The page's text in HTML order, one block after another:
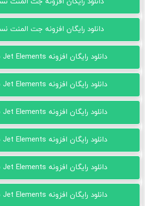
دانلود رایگان افزونه جت المنت نسخه
دانلود رایگان افزونه Jet Elements نسخه 2.6.9
دانلود رایگان افزونه Jet Elements نسخه 2.6.8
دانلود رایگان افزونه Jet Elements نسخه 2.6.7
دانلود رایگان افزونه Jet Elements نسخه 2.6.6
دانلود رایگان افزونه Jet Elements نسخه 2.6.5
دانلود رایگان افزونه Jet Elements نسخه 2.6.4